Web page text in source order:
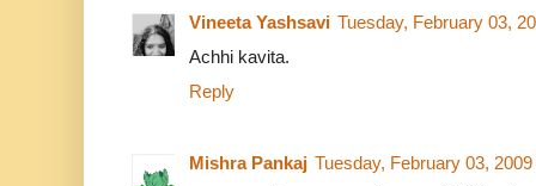
Vineeta Yashsavi Tuesday, February 03,
Achhi kavita.
Reply
Mishra Pankaj Tuesday, February 03,